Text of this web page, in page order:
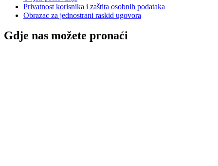
Privatnost korisnika i zaštita osobnih podataka
Obrazac za jednostrani raskid ugovora
Gdje nas možete pronaći